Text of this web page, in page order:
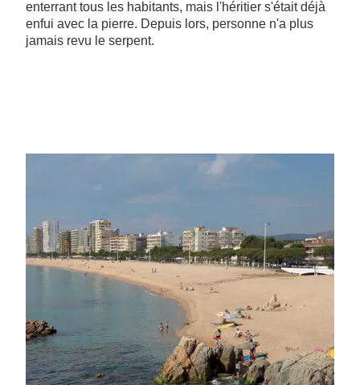
enterrant tous les habitants, mais l'héritier s'était déjà
enfui avec la pierre. Depuis lors, personne n'a plus
jamais revu le serpent.